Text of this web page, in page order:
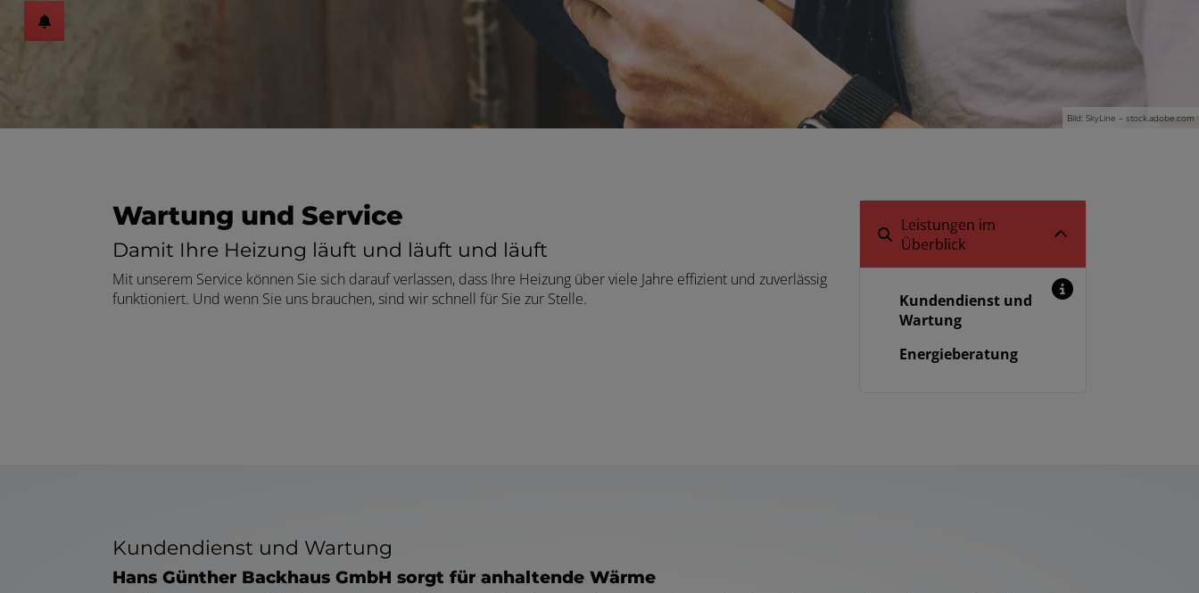
Bild: SkyLine – stock.adobe.com
Wartung und Service
Damit Ihre Heizung läuft und läuft und läuft
Mit unserem Service können Sie sich darauf verlassen, dass Ihre Heizung über viele Jahre effizient und zuverlässig
funktioniert. Und wenn Sie uns brauchen, sind wir schnell für Sie zur Stelle.
Leistungen im
Überblick
Kundendienst und
Wartung
Energieberatung
Kundendienst und Wartung
Hans Günther Backhaus GmbH sorgt für anhaltende Wärme